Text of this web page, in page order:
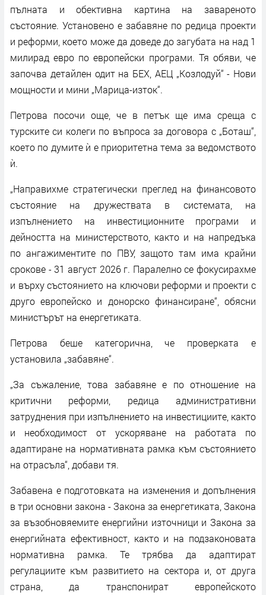
пълната и обективна картина на завареното
състояние. Установено е забавяне по редица проекти
и реформи, което може да доведе до загубата на над 1
милирад евро по европейски програми. Тя обяви, че
започва детайлен одит на БЕХ, АЕЦ „Козлодуй“ - Нови
мощности и мини „Марица-изток“.
Петрова посочи още, че в петък ще има среща с
турските си колеги по въпроса за договора с „Боташ“,
което по думите ѝ е приоритетна тема за ведомството
ѝ.
„Направихме стратегически преглед на финансовото
състояние на дружествата в системата, на
изпълнението на инвестиционните програми и
дейността на министерството, както и на напредъка
по ангажиментите по ПВУ, защото там има крайни
срокове - 31 август 2026 г. Паралелно се фокусирахме
и върху състоянието на ключови реформи и проекти с
друго европейско и донорско финансиране“, обясни
министърът на енергетиката.
Петрова беше категорична, че проверката е
установила „забавяне“.
„За съжаление, това забавяне е по отношение на
критични реформи, редица административни
затруднения при изпълнението на инвестициите, както
и необходимост от ускоряване на работата по
адаптиране на нормативната рамка към състоянието
на отрасъла“, добави тя.
Забавена е подготовката на изменения и допълнения
в три основни закона - Закона за енергетиката, Закона
за възобновяемите енергийни източници и Закона за
енергийната ефективност, както и на подзаконовата
нормативна рамка. Те трябва да адаптират
регулациите към развитието на сектора и, от друга
страна, да транспонират европейското